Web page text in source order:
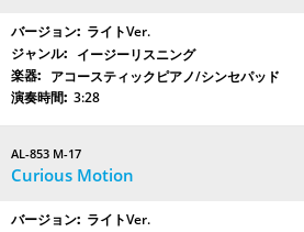
ライトVer.
イージーリスニング
アコースティックピアノ/シンセパッド
3:28
AL-853 M-17
Curious Motion
ライトVer.